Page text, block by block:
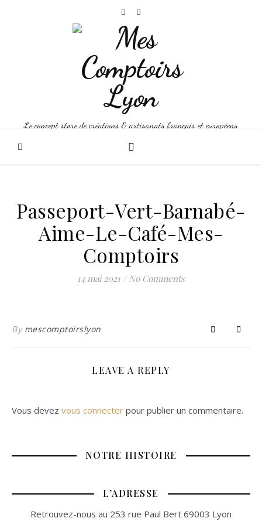
Le concept store de créations & artisanats français et européens
Passeport-Vert-Barnabé-
Aime-Le-Café-Mes-
Comptoirs
14 mai 2021 / No Comments
By mescomptoirslyon
LEAVE A REPLY
Vous devez vous connecter pour publier un commentaire.
NOTRE HISTOIRE
L’ADRESSE
Retrouvez-nous au 253 rue Paul Bert 69003 Lyon